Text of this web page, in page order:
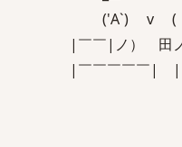
('A`) v (
|￣￣|ノ） 田ノ（
|￣￣￣￣￣